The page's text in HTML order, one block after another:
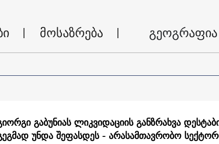
მოსაზრება გეოგრაფია
გაბუნიას ლიკვიდაციის განზრახვა
უნდა შეფასდეს - არასამთავრობო